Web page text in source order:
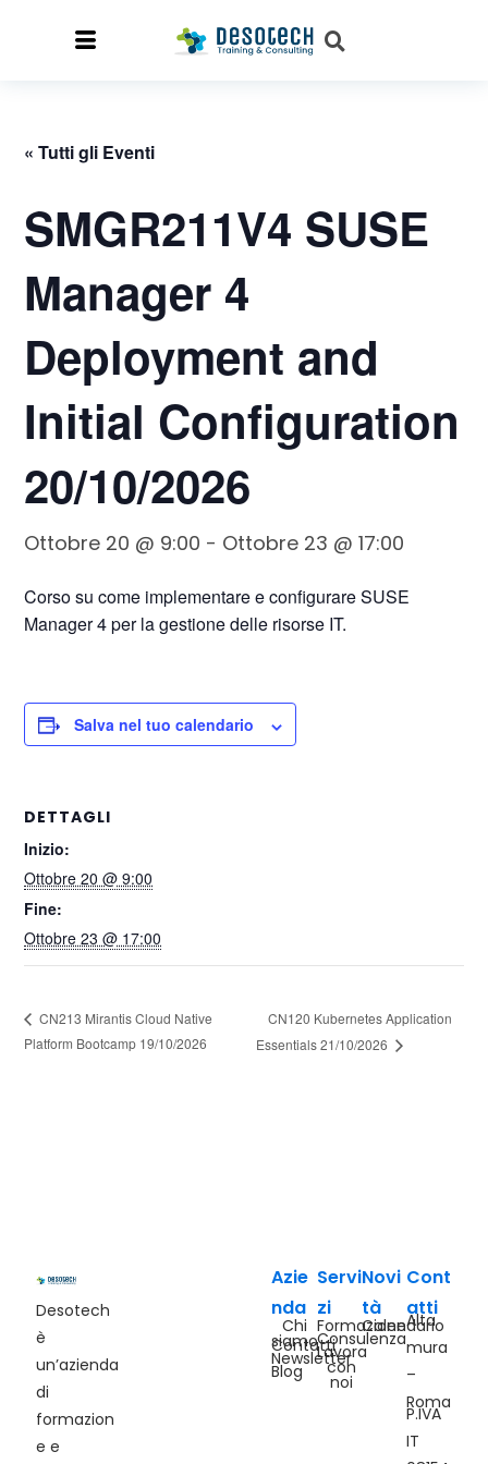
« Tutti gli Eventi
SMGR211V4 SUSE
Manager 4
Deployment and
Initial Configuration
20/10/2026
Ottobre 20 @ 9:00 - Ottobre 23 @ 17:00
Corso su come implementare e configurare SUSE
Manager 4 per la gestione delle risorse IT.
Salva nel tuo calendario
DETTAGLI
Inizio:
Ottobre 20 @ 9:00
Fine:
Ottobre 23 @ 17:00
CN213 Mirantis Cloud Native
Platform Bootcamp 19/10/2026
CN120 Kubernetes Application
Essentials 21/10/2026
Desotech
è
un’azienda
di
formazion
e e
Azie
nda
Chi
siamo
Contatti
Newsletter
Blog
Servi
zi
Formazione
Consulenza
Lavora
con
noi
Novi
tà
Calendario
Cont
atti
Alta
mura
–
Roma
P.IVA
IT